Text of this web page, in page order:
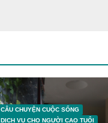
CÂU CHUYỆN CUỘC SỐNG
DỊCH VỤ CHO NGƯỜI CAO TUỔI